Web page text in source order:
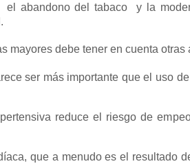
el abandono del tabaco y la
mayores debe tener en cuenta otras
ser más importante que el uso
reduce el riesgo de
que a menudo es el resultado